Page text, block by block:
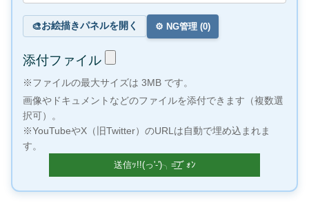
🎨お絵描きパネルを開く ⚙️ NG管理 (0)
添付ファイル
※ファイルの最大サイズは 3MB です。
画像やドキュメントなどのファイルを添付できます（複数選
択可）。
※YouTubeやX（旧Twitter）のURLは自動で埋め込まれま
す。